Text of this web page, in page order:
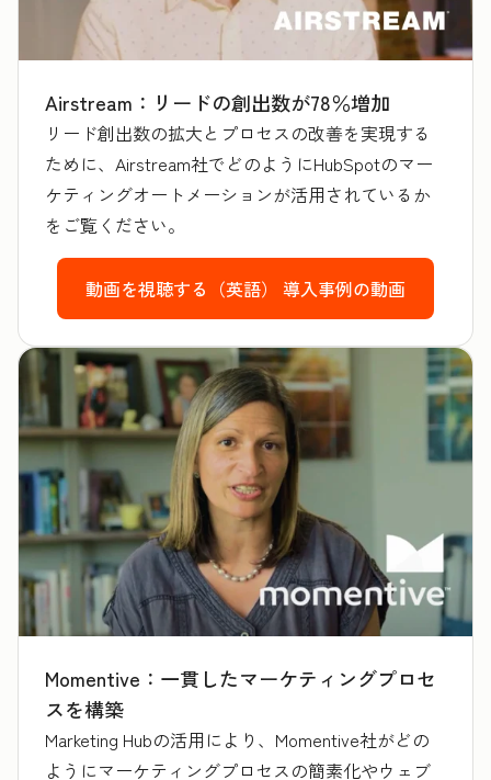
Airstream：リードの創出数が78％増加
リード創出数の拡大とプロセスの改善を実現する
ために、Airstream社でどのようにHubSpotのマー
ケティングオートメーションが活用されているか
をご覧ください。
動画を視聴する（英語） 導入事例の動画
Momentive：一貫したマーケティングプロセ
スを構築
Marketing Hubの活用により、Momentive社がどの
ようにマーケティングプロセスの簡素化やウェブ